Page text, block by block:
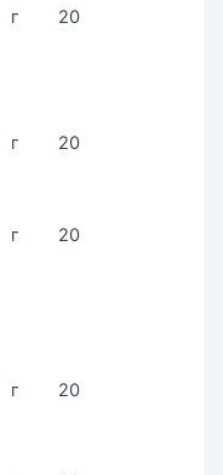
г 20
г 20
г 20
г 20